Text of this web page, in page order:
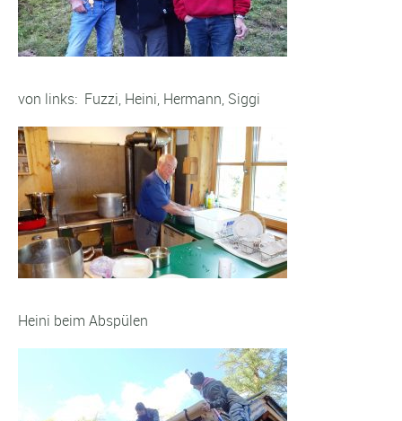
von links: Fuzzi, Heini, Hermann, Siggi
Heini beim Abspülen